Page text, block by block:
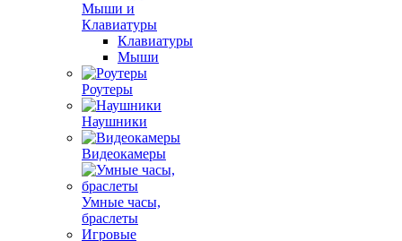
Мыши и
Клавиатуры
Клавиатуры
Мыши
Роутеры
Наушники
Видеокамеры
Умные часы,
браслеты
Игровые